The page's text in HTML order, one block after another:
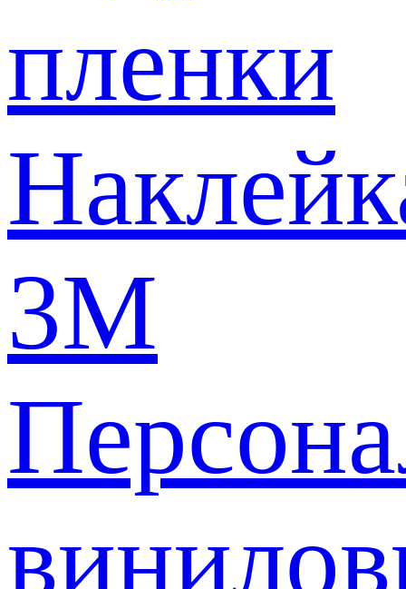
пленки
3M